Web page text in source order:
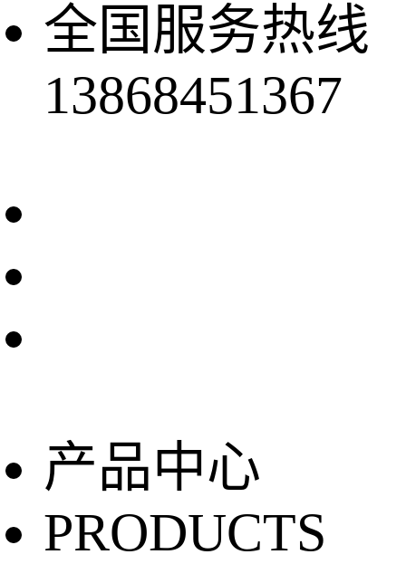
全国服务热线
13868451367
产品中心
PRODUCTS